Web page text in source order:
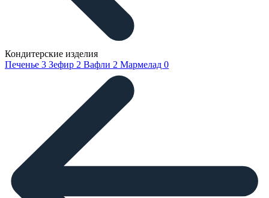
Кондитерские изделия
Печенье 3 Зефир 2 Вафли 2 Мармелад 0